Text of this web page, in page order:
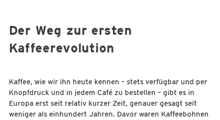
Der Weg zur ersten
Kaffeerevolution
Kaffee, wie wir ihn heute kennen – stets verfügbar und per
Knopfdruck und in jedem Café zu bestellen – gibt es in
Europa erst seit relativ kurzer Zeit, genauer gesagt seit
weniger als einhundert Jahren. Davor waren Kaffeebohnen